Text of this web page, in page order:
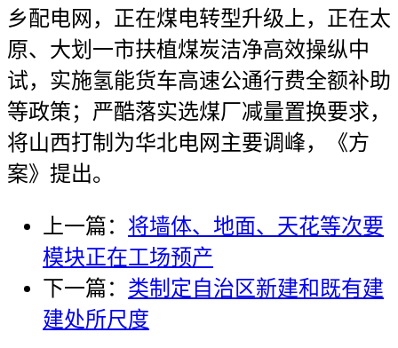
乡配电网，正在煤电转型升级上，正在太
原、大划一市扶植煤炭洁净高效操纵中
试，实施氢能货车高速公通行费全额补助
等政策；严酷落实选煤厂减量置换要求，
将山西打制为华北电网主要调峰，《方
案》提出。
上一篇： 将墙体、地面、天花等次要
模块正在工场预产
下一篇： 类制定自治区新建和既有建
建处所尺度